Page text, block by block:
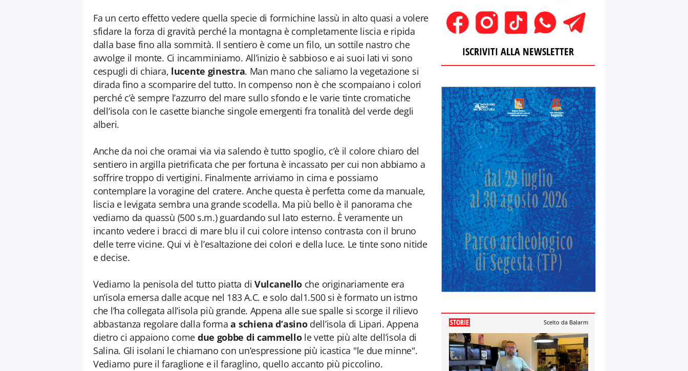
Fa un certo effetto vedere quella specie di formichine lassù in alto quasi a volere
sfidare la forza di gravità perché la montagna è completamente liscia e ripida
dalla base fino alla sommità. Il sentiero è come un filo, un sottile nastro che
avvolge il monte. Ci incamminiamo. All’inizio è sabbioso e ai suoi lati vi sono
cespugli di chiara, lucente ginestra. Man mano che saliamo la vegetazione si
dirada fino a scomparire del tutto. In compenso non è che scompaiano i colori
perché c’è sempre l’azzurro del mare sullo sfondo e le varie tinte cromatiche
dell’isola con le casette bianche singole emergenti fra tonalità del verde degli
alberi.
Anche da noi che oramai via via salendo è tutto spoglio, c’è il colore chiaro del
sentiero in argilla pietrificata che per fortuna è incassato per cui non abbiamo a
soffrire troppo di vertigini. Finalmente arriviamo in cima e possiamo
contemplare la voragine del cratere. Anche questa è perfetta come da manuale,
liscia e levigata sembra una grande scodella. Ma più bello è il panorama che
vediamo da quassù (500 s.m.) guardando sul lato esterno. È veramente un
incanto vedere i bracci di mare blu il cui colore intenso contrasta con il bruno
delle terre vicine. Qui vi è l’esaltazione dei colori e della luce. Le tinte sono nitide
e decise.
Vediamo la penisola del tutto piatta di Vulcanello che originariamente era
un’isola emersa dalle acque nel 183 A.C. e solo dal1.500 si è formato un istmo
che l’ha collegata all’isola più grande. Appena alle sue spalle si scorge il rilievo
abbastanza regolare dalla formaa schiena d’asinodell’isola di Lipari. Appena
dietro ci appaiono come due gobbe di cammellole vette più alte dell’isola di
Salina. Gli isolani le chiamano con un’espressione più icastica "le due minne".
Vediamo pure il faraglione e il faraglino, quello accanto più piccolino.
ISCRIVITI ALLA NEWSLETTER
STORIE Scelto da Balarm